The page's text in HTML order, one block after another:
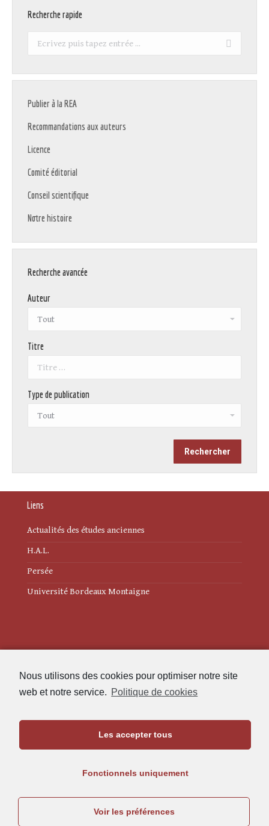
Nous utilisons des cookies pour optimiser notre site
web et notre service. Politique de cookies
Les accepter tous
Fonctionnels uniquement
Voir les préférences
Recherche rapide
Recherche
Publier à la REA
Recommandations aux auteurs
Licence
Comité éditorial
Conseil scientifique
Notre histoire
Recherche avancée
Auteur
Titre
Type de publication
Liens
Actualités des études anciennes
H.A.L.
Persée
Université Bordeaux Montaigne
Politique de cookies (UE)
Maison de l'Archéologie
05.57.12.45.63
rea@u-bordeaux-montaigne.fr